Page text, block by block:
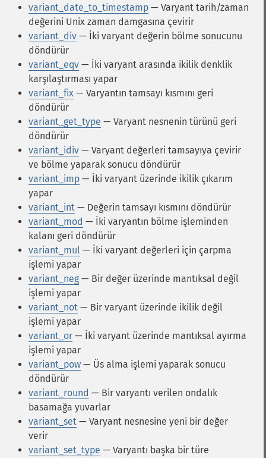
variant_date_to_timestamp — Varyant tarih/zaman
değerini Unix zaman damgasına çevirir
variant_div — İki varyant değerin bölme sonucunu
döndürür
variant_eqv — İki varyant arasında ikilik denklik
karşılaştırması yapar
variant_fix — Varyantın tamsayı kısmını geri
döndürür
variant_get_type — Varyant nesnenin türünü geri
döndürür
variant_idiv — Varyant değerleri tamsayıya çevirir
ve bölme yaparak sonucu döndürür
variant_imp — İki varyant üzerinde ikilik çıkarım
yapar
variant_int — Değerin tamsayı kısmını döndürür
variant_mod — İki varyantın bölme işleminden
kalanı geri döndürür
variant_mul — İki varyant değerleri için çarpma
işlemi yapar
variant_neg — Bir değer üzerinde mantıksal değil
işlemi yapar
variant_not — Bir varyant üzerinde ikilik değil
işlemi yapar
variant_or — İki varyant üzerinde mantıksal ayırma
işlemi yapar
variant_pow — Üs alma işlemi yaparak sonucu
döndürür
variant_round — Bir varyantı verilen ondalık
basamağa yuvarlar
variant_set — Varyant nesnesine yeni bir değer
verir
variant_set_type — Varyantı başka bir türe